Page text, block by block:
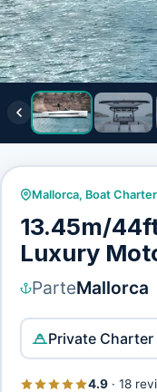
Mallorca, Boat
13.45m/
Luxury
ParteMallorca
Private Charter
4.9· 18